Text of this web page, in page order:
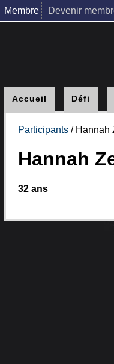
Membre Devenir
Accueil Défi
Participants / Hannah
Hannah
32 ans